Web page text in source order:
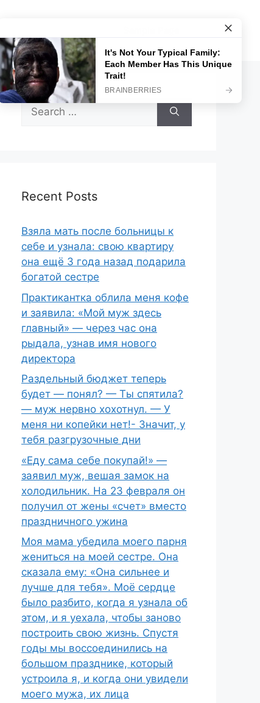
Search
for:
Recent Posts
Взяла мать после больницы к
себе и узнала: свою квартиру
она ещё 3 года назад подарила
богатой сестре
Практикантка облила меня кофе
и заявила: «Мой муж здесь
главный» — через час она
рыдала, узнав имя нового
директора
Раздельный бюджет теперь
будет — понял? — Ты спятила?
— муж нервно хохотнул. — У
меня ни копейки нет!- Значит, у
тебя разгрузочные дни
«Еду сама себе покупай!» —
заявил муж, вешая замок на
холодильник. На 23 февраля он
получил от жены «счет» вместо
праздничного ужина
Моя мама убедила моего парня
жениться на моей сестре. Она
сказала ему: «Она сильнее и
лучше для тебя». Моё сердце
было разбито, когда я узнала об
этом, и я уехала, чтобы заново
построить свою жизнь. Спустя
годы мы воссоединились на
большом празднике, который
устроила я, и когда они увидели
моего мужа, их лица